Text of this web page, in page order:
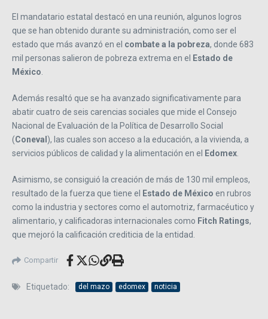
El mandatario estatal destacó en una reunión, algunos logros
que se han obtenido durante su administración, como ser el
estado que más avanzó en el combate a la pobreza, donde 683
mil personas salieron de pobreza extrema en el
Estado de
México.
Además resaltó que se ha avanzado significativamente para
abatir cuatro de seis carencias sociales que mide el Consejo
Nacional de Evaluación de la Política de Desarrollo Social
(Coneval ), las cuales son acceso a la educación, a la vivienda, a
servicios públicos de calidad y la alimentación en el
Edomex.
Asimismo, se consiguió la creación de más de 130 mil empleos,
resultado de la fuerza que tiene el
Estado de México en rubros
como la industria y sectores como el automotriz, farmacéutico y
alimentario, y calificadoras internacionales como Fitch Ratings,
que mejoró la calificación crediticia de la entidad.
Compartir
Etiquetado: del mazo edomex noticia